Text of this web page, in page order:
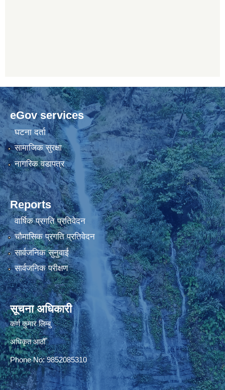
eGov services
घटना दर्ता
सामाजिक सुरक्षा
नागरिक वडापत्र
Reports
वार्षिक प्रगति प्रतिवेदन
चौमासिक प्रगति प्रतिवेदन
सार्वजनिक सुनुवाई
सार्वजनिक परीक्षण
सूचना अधिकारी
कर्ण कुमार लिम्बु
अधिकृत आठौँ
Phone No: 9852085310